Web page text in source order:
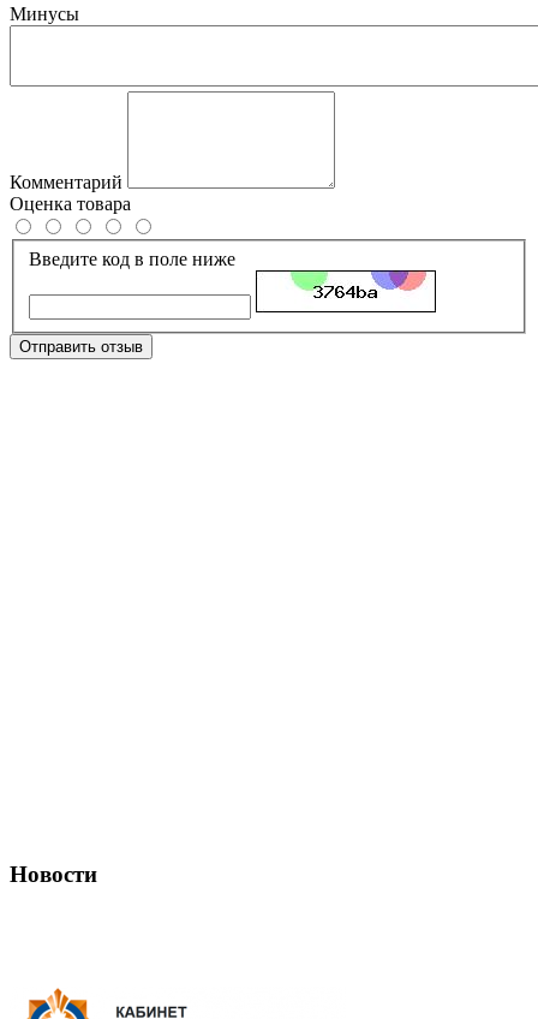
Минусы
Комментарий
Оценка товара
Введите код в поле ниже
Отправить отзыв
Новости